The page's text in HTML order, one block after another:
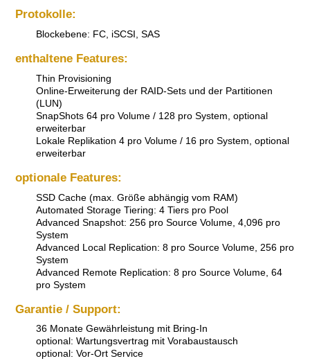
Protokolle:
Blockebene: FC, iSCSI, SAS
enthaltene Features:
Thin Provisioning
Online-Erweiterung der RAID-Sets und der Partitionen
(LUN)
SnapShots 64 pro Volume / 128 pro System, optional
erweiterbar
Lokale Replikation 4 pro Volume / 16 pro System, optional
erweiterbar
optionale Features:
SSD Cache (max. Größe abhängig vom RAM)
Automated Storage Tiering: 4 Tiers pro Pool
Advanced Snapshot: 256 pro Source Volume, 4,096 pro
System
Advanced Local Replication: 8 pro Source Volume, 256 pro
System
Advanced Remote Replication: 8 pro Source Volume, 64
pro System
Garantie / Support:
36 Monate Gewährleistung mit Bring-In
optional: Wartungsvertrag mit Vorabaustausch
optional: Vor-Ort Service